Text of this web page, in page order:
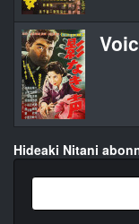
Hideaki Nitani